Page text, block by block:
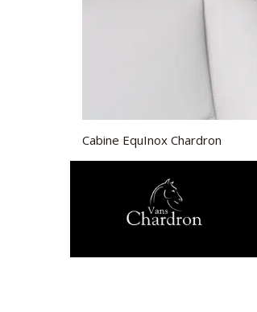
Cabine EquInox Chardron